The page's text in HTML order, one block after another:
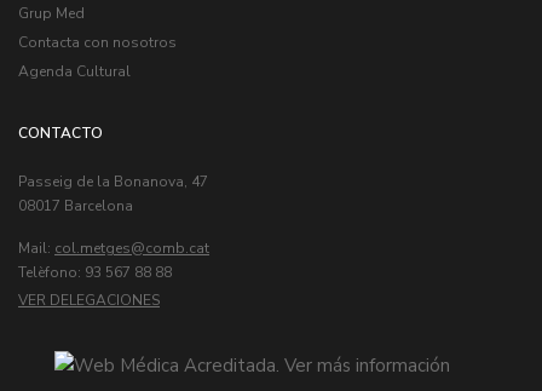
Grup Med
Contacta con nosotros
Agenda Cultural
CONTACTO
Passeig de la Bonanova, 47
08017 Barcelona
Mail: col.metges
Telèfono: 93 567 88 88
VER DELEGACIONES